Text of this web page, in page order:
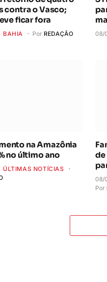
contra o Vasco;
ficar fora
BAHIA Por REDAÇÃO 08/
na Amazônia
no último ano
ÚLTIMAS NOTÍCIAS
08/
Por